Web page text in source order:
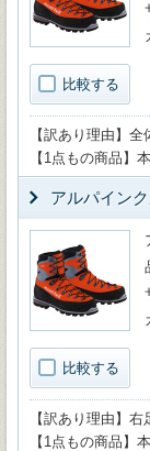
比較する
【訳あり理由】
【1点もの商品】
アルパイン
比較する
【訳あり理由】
【1点もの商品】